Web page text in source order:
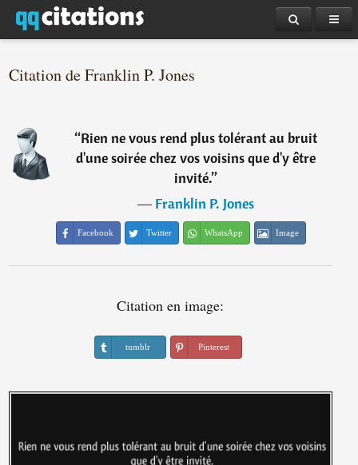
Citation de Franklin P. Jones
“Rien ne vous rend plus tolérant au bruit
d'une soirée chez vos voisins que d'y être
invité.”
―Franklin P. Jones
Facebook Twitter WhatsApp Image
Citation en image:
tumblr Pinterest